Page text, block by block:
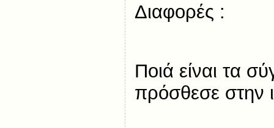
Διαφορές :
Ποιά είναι τα
πρόσθεσε στην